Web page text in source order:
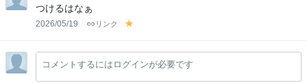
つけるはなぁ
2026/05/19 リンク
lo
w
コメントするにはログインが必要です